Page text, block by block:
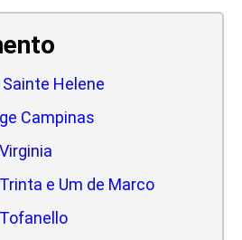
Helene
Campinas
e Um de Marco